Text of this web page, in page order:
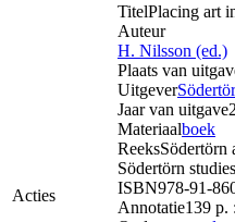
Acties
TitelPlacing art
Auteur
H. Nilsson (ed.)‎
Plaats van
Uitgever
Jaar van uitgave
Materiaalboek
ReeksSödertörn
Södertörn
ISBN978-91-
Annotatie139 p.